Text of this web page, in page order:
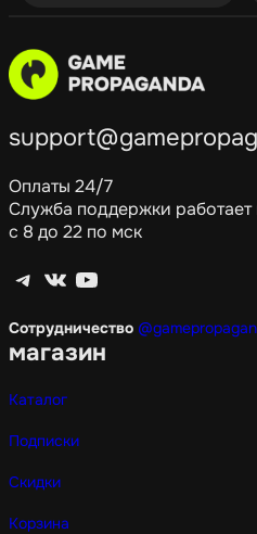
Оплаты 24/7
Служба поддержки
с 8 до 22 по мск
Telegram ВКонтакте YouTube
Сотрудничество
магазин
Каталог
Подписки
Скидки
Корзина